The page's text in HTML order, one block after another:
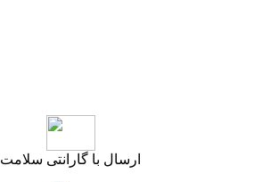
ارسال با گارانتی سلامت